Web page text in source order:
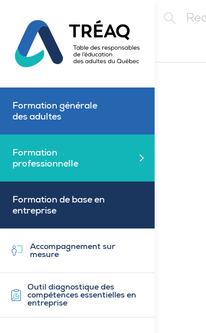
Formation générale
des adultes
Formation
professionnelle
Fermé
Formation de base en
entreprise
Accompagnement sur
mesure
Outil diagnostique des
compétences essentielles en
entreprise